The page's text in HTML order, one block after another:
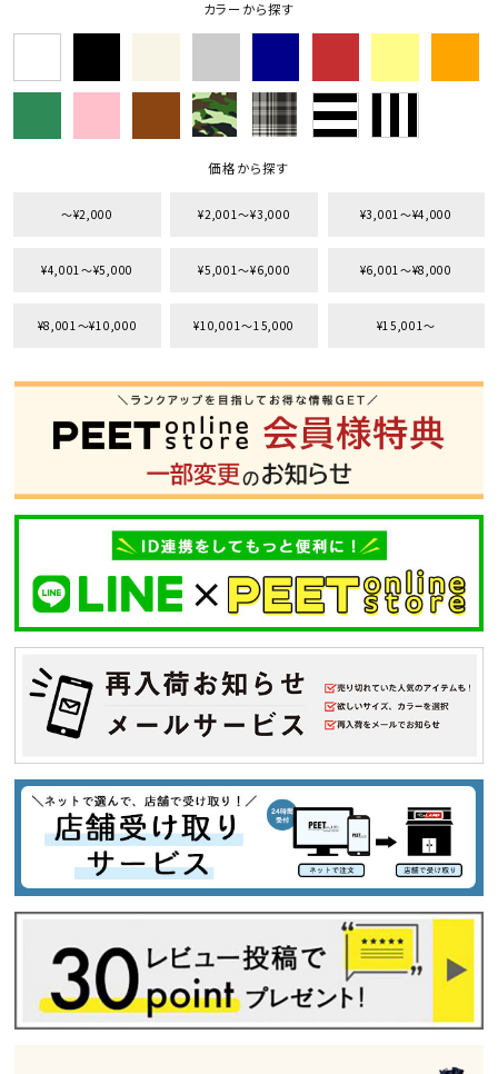
XL
XXL
34inc
36inc
38inc
カラー
tune 絞り込んで検索する
カラーから探す
価格から探す
〜¥2,000 ¥2,001〜¥3,000 ¥3,001〜¥4,000
¥4,001〜¥5,000 ¥5,001〜¥6,000 ¥6,001〜¥8,000
¥8,001〜¥10,000 ¥10,001〜15,000 ¥15,001〜